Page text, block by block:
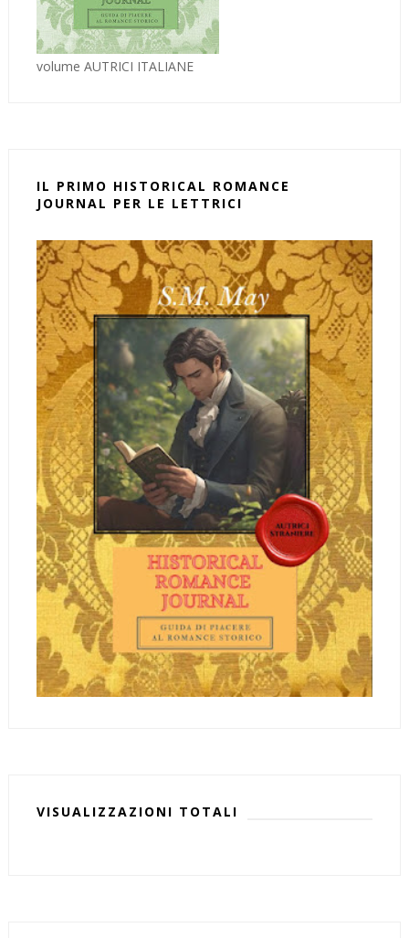
volume AUTRICI ITALIANE
IL PRIMO HISTORICAL ROMANCE
JOURNAL PER LE LETTRICI
VISUALIZZAZIONI TOTALI